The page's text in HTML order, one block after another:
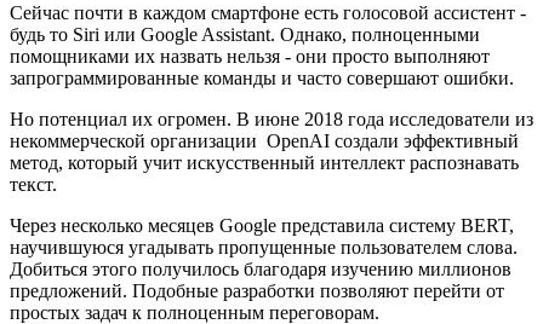
Сейчас почти в каждом смартфоне есть голосовой ассистент -
будь то Siri или Google Assistant. Однако, полноценными
помощниками их назвать нельзя - они просто выполняют
запрограммированные команды и часто совершают ошибки.
Но потенциал их огромен. В июне 2018 года исследователи из
некоммерческой организации OpenAI создали эффективный
метод, который учит искусственный интеллект распознавать
текст.
Через несколько месяцев Google представила систему BERT,
научившуюся угадывать пропущенные пользователем слова.
Добиться этого получилось благодаря изучению миллионов
предложений. Подобные разработки позволяют перейти от
простых задач к полноценным переговорам.